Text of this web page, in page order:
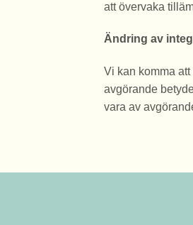
att övervaka
Ändring av
Vi kan komma
avgörande
vara av